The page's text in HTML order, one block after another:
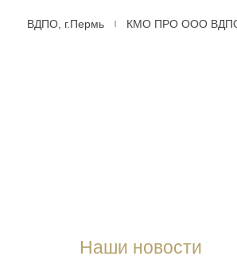
ВДПО, г.Пермь КМО ПРО ООО
Наши новости